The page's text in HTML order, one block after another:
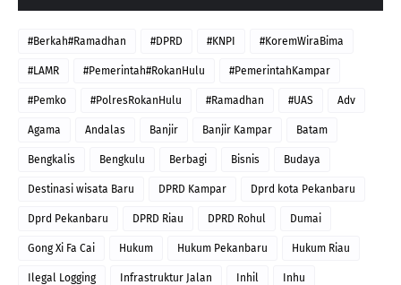
#Berkah#Ramadhan #DPRD #KNPI #KoremWiraBima
#LAMR #Pemerintah#RokanHulu #PemerintahKampar
#Pemko #PolresRokanHulu #Ramadhan #UAS Adv
Agama Andalas Banjir Banjir Kampar Batam
Bengkalis Bengkulu Berbagi Bisnis Budaya
Destinasi wisata Baru DPRD Kampar Dprd kota Pekanbaru
Dprd Pekanbaru DPRD Riau DPRD Rohul Dumai
Gong Xi Fa Cai Hukum Hukum Pekanbaru Hukum Riau
Ilegal Logging Infrastruktur Jalan Inhil Inhu